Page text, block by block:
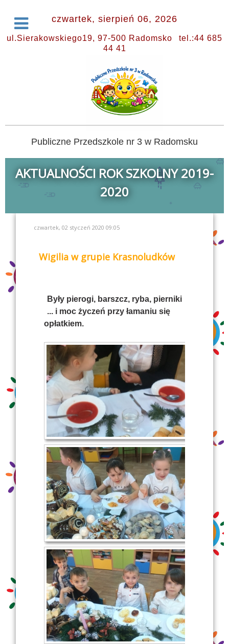
czwartek, sierpień 06, 2026
ul.Sierakowskiego19, 97-500 Radomsko
tel.:44 685
44 41
Publiczne Przedszkole nr 3 w Radomsku
AKTUALNOŚCI ROK SZKOLNY 2019-
2020
czwartek, 02 styczeń 2020 09:05
Wigilia w grupie Krasnoludków
Były pierogi, barszcz, ryba, pierniki
... i moc życzeń przy łamaniu się
opłatkiem.